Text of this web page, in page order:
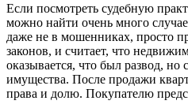
Если посмотреть судебную
можно найти очень много
даже не в мошенниках, просто
законов, и считает, что
оказывается, что был развод, но
имущества. После продажи
права и долю. Покупателю